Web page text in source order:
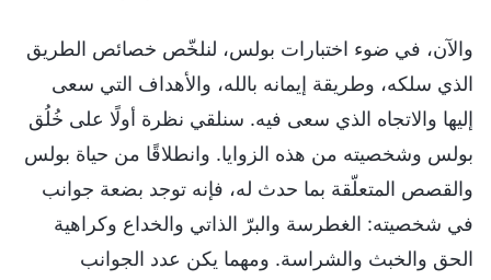
والآن، في ضوء اختبارات بولس، لنلخّص خصائص الطريق
الذي سلكه، وطريقة إيمانه بالله، والأهداف التي سعى
إليها والاتجاه الذي سعى فيه. سنلقي نظرة أولًا على خُلُق
بولس وشخصيته من هذه الزوايا. وانطلاقًا من حياة بولس
والقصص المتعلّقة بما حدث له، فإنه توجد بضعة جوانب
في شخصيته: الغطرسة والبرّ الذاتي والخداع وكراهية
الحق والخبث والشراسة. ومهما يكن عدد الجوانب